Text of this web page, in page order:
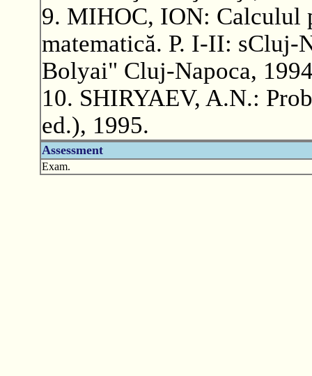
9. MIHOC, ION: Calculul
matematică. P. I-II: sCluj-
Bolyai" Cluj-Napoca,
10. SHIRYAEV, A.N.:
ed.), 1995.
Assessment
Exam.